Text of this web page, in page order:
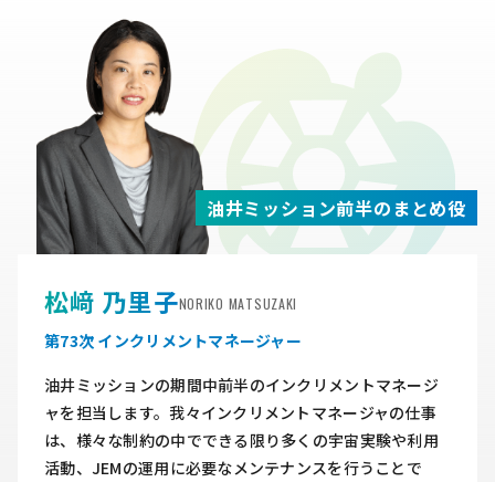
油井ミッション前半のまとめ役
松﨑 乃里子NORIKO MATSUZAKI
第73次 インクリメントマネージャー
油井ミッションの期間中前半のインクリメントマネージ
ャを担当します。我々インクリメントマネージャの仕事
は、様々な制約の中でできる限り多くの宇宙実験や利用
活動、JEMの運用に必要なメンテナンスを行うことで